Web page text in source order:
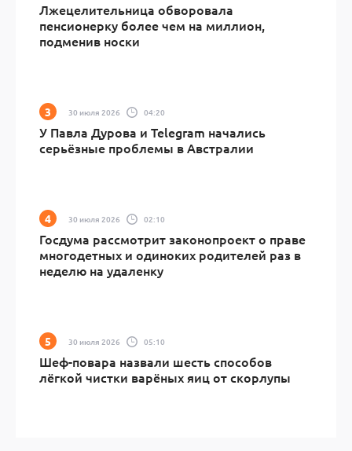
Лжецелительница обворовала
пенсионерку более чем на миллион,
подменив носки
30 июля 2026 04:20
У Павла Дурова и Telegram начались
серьёзные проблемы в Австралии
30 июля 2026 02:10
Госдума рассмотрит законопроект о праве
многодетных и одиноких родителей раз в
неделю на удаленку
30 июля 2026 05:10
Шеф-повара назвали шесть способов
лёгкой чистки варёных яиц от скорлупы